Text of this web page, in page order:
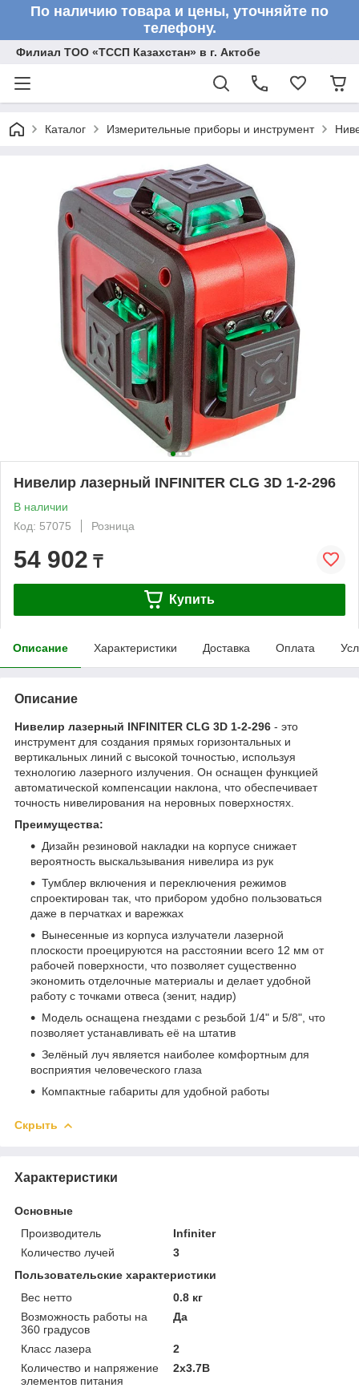
По наличию товара и цены, уточняйте по
телефону.
Филиал ТОО «ТССП Казахстан» в г. Актобе
Каталог Измерительные приборы и инструмент
Нивелир лазерный INFINITER CLG 3D 1-2-296
В наличии
Код: 57075
Розница
54 902 ₸
Купить
Описание Характеристики Доставка Оплата
Описание
Нивелир лазерный INFINITER CLG 3D 1-2-296 - это
инструмент для создания прямых горизонтальных и
вертикальных линий с высокой точностью, используя
технологию лазерного излучения. Он оснащен функцией
автоматической компенсации наклона, что обеспечивает
точность нивелирования на неровных поверхностях.
Преимущества:
Дизайн резиновой накладки на корпусе снижает
вероятность выскальзывания нивелира из рук
Тумблер включения и переключения режимов
спроектирован так, что прибором удобно пользоваться
даже в перчатках и варежках
Вынесенные из корпуса излучатели лазерной
плоскости проецируются на расстоянии всего 12 мм от
рабочей поверхности, что позволяет существенно
экономить отделочные материалы и делает удобной
работу с точками отвеса (зенит, надир)
Модель оснащена гнездами с резьбой 1/4" и 5/8", что
позволяет устанавливать её на штатив
Зелёный луч является наиболее комфортным для
восприятия человеческого глаза
Компактные габариты для удобной работы
Скрыть
Характеристики
Основные
Производитель
Infiniter
Количество лучей
3
Пользовательские характеристики
Вес нетто
0.8 кг
Возможность работы на
360 градусов
Да
Класс лазера
2
Количество и напряжение
элементов питания
2x3.7В